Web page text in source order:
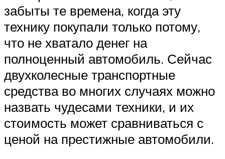
забыты те времена, когда эту
технику покупали только потому,
что не хватало денег на
полноценный автомобиль. Сейчас
двухколесные транспортные
средства во многих случаях можно
назвать чудесами техники, и их
стоимость может сравниваться с
ценой на престижные автомобили.